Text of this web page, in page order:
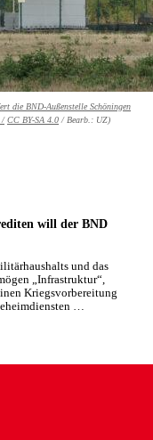
die BND-­Außenstelle Schöningen
/ CC BY-SA 4.0/ Bearb.: UZ)
will der BND
und das
„Infrastruktur“,
Kriegsvorbereitung
…